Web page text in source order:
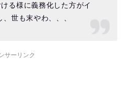
る様に義務化した方がイ
世も末やわ、、、
サーリンク